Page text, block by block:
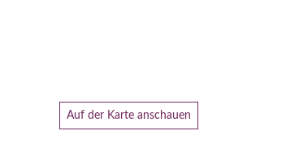
Auf der Karte anschauen